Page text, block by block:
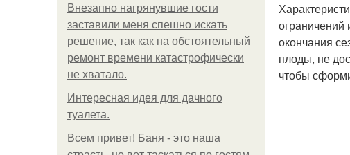
Внезапно нагрянувшие гости
заставили меня спешно искать
решение, так как на обстоятельный
ремонт времени катастрофически
не хватало.
Интересная идея для дачного
туалета.
Всем привет! Баня - это наша
ограничений
окончания
плоды, не
чтобы